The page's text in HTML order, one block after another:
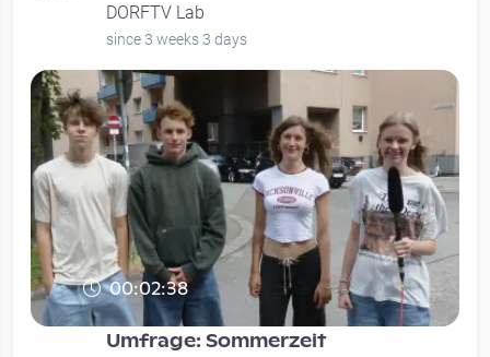
DORFTV Lab
since 3 weeks 3 days
00:02:38
Umfrage: Sommerzeit